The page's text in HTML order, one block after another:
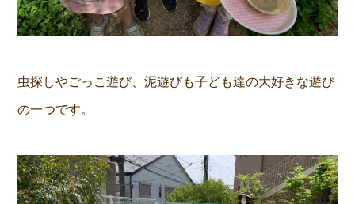
虫探しやごっこ遊び、泥遊びも子ども達の大好きな遊び
の一つです。